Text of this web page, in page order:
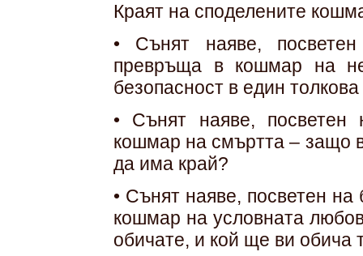
Краят на споделените
• Сънят наяве,
превръща в кошмар на
безопасност в един
• Сънят наяве, посветен
кошмар на смъртта – защо
да има край?
• Сънят наяве, посветен
кошмар на условната
обичате, и кой ще ви обича